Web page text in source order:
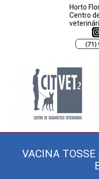
Horto
Centro
(71)
VACINA TOSSE